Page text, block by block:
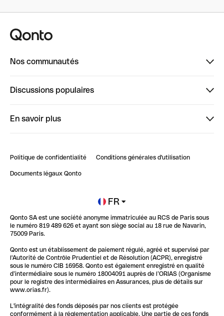
Nos communautés
ClubQonto
Discussions populaires
Impact de l'IA sur les carrières/productivité
En savoir plus
Blog
Newsroom
Glossaire finance
Politique de confidentialité Conditions générales d'utilisation
Documents légaux Qonto
FR
Qonto SA est une société anonyme immatriculée au RCS de Paris sous
le numéro 819 489 626 et ayant son siège social au 18 rue de Navarin,
75009 Paris.
Qonto est un établissement de paiement régulé, agréé et supervisé par
l'Autorité de Contrôle Prudentiel et de Résolution (ACPR), enregistré
sous le numéro CIB 16958. Qonto est également enregistré en qualité
d’intermédiaire sous le numéro 18004091 auprès de l’ORIAS (Organisme
pour le registre des intermédiaires en Assurances, plus de détails sur
www.orias.fr).
L'intégralité des fonds déposés par nos clients est protégée
conformément à la réglementation applicable. Une partie de ces fonds